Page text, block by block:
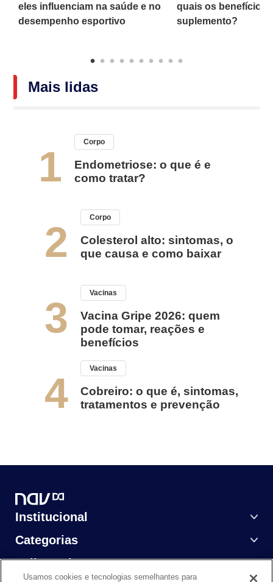
eles influenciam na saúde e no
desempenho esportivo
quais os benefícios
suplemento?
Mais lidas
1
Corpo
Endometriose: o que é e
como tratar?
2
Corpo
Colesterol alto: sintomas, o
que causa e como baixar
3
Vacinas
Vacina Gripe 2026: quem
pode tomar, reações e
benefícios
4
Vacinas
Cobreiro: o que é, sintomas,
tratamentos e prevenção
Institucional
Categorias
Saiba Mais
Usamos cookies e tecnologias semelhantes para